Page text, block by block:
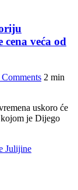
veća od
Comments 2 min
uskoro će
je Dijego